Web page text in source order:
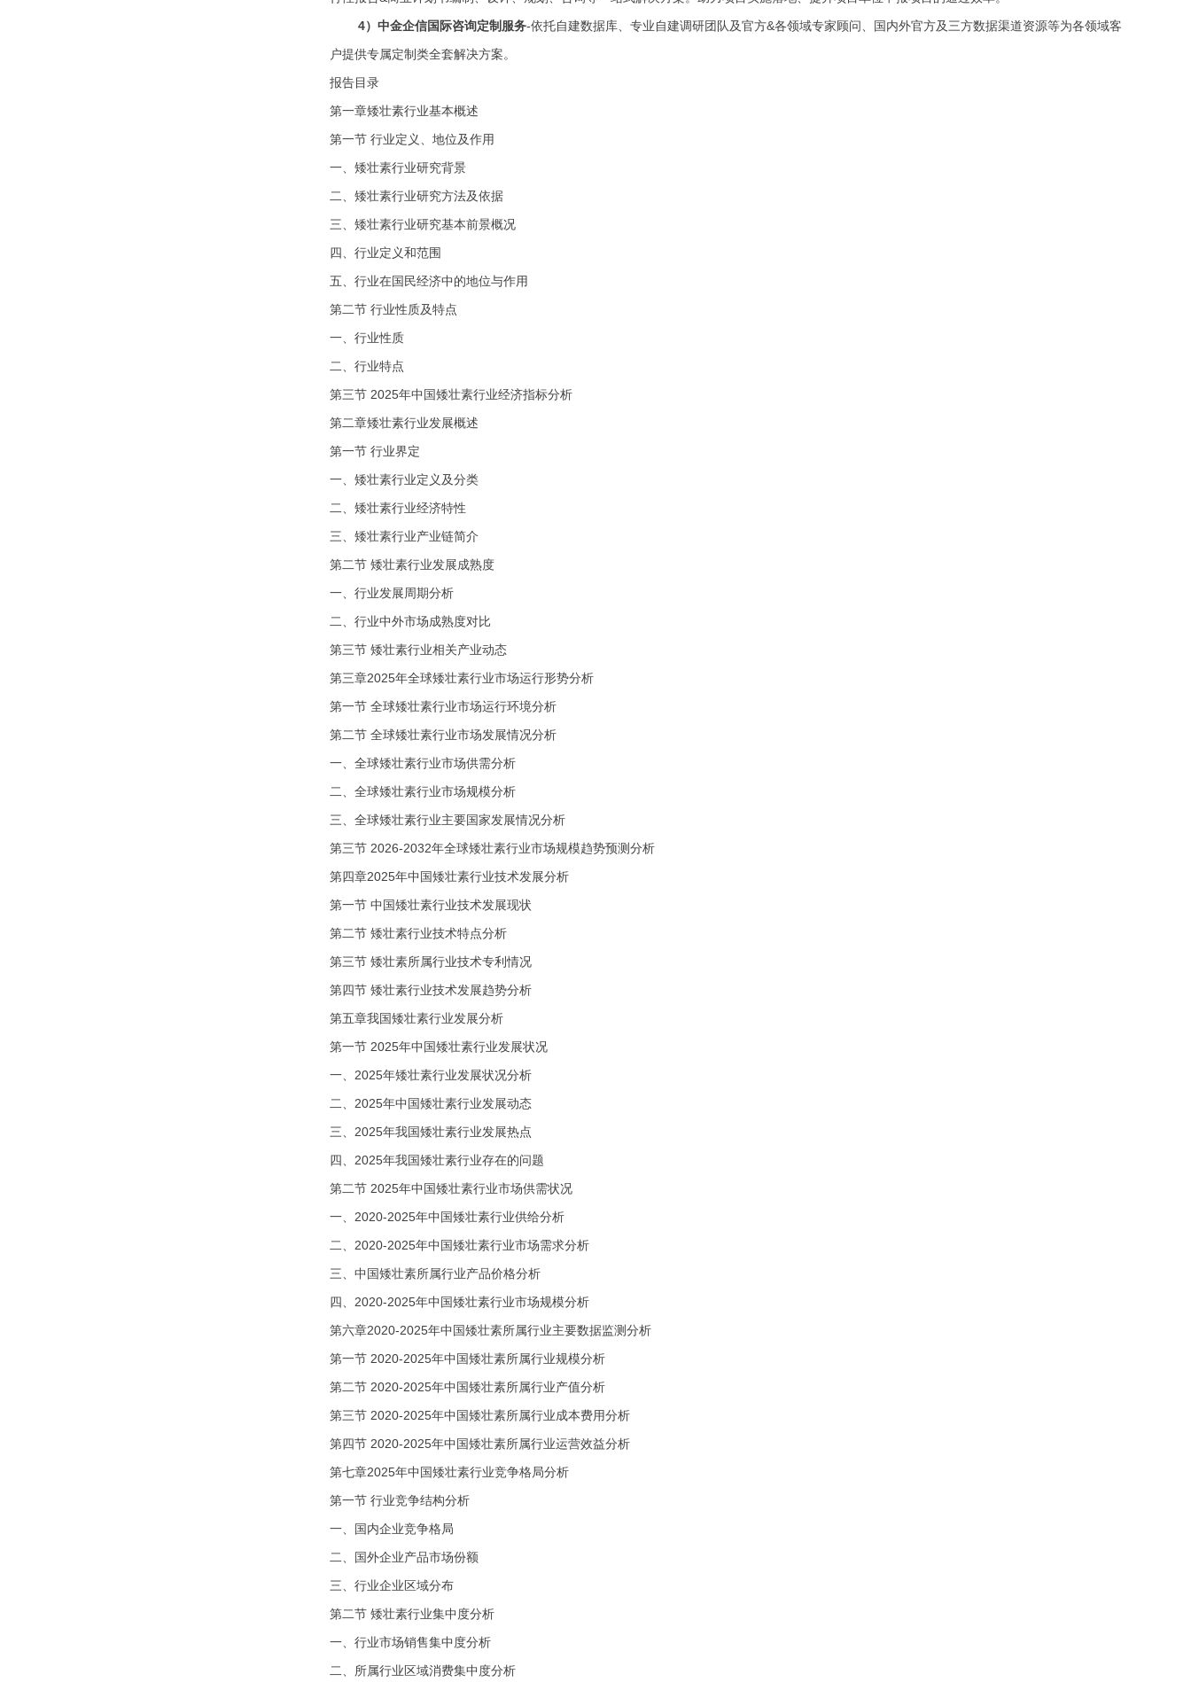
4）中金企信国际咨询定制服务-依托自建数据库、专业自建调研团队及官方&各领域专家顾问、国内外官方及三方数据渠道资源等为各领域客
户提供专属定制类全套解决方案。
报告目录
第一章矮壮素行业基本概述
第一节 行业定义、地位及作用
一、矮壮素行业研究背景
二、矮壮素行业研究方法及依据
三、矮壮素行业研究基本前景概况
四、行业定义和范围
五、行业在国民经济中的地位与作用
第二节 行业性质及特点
一、行业性质
二、行业特点
第三节 2025年中国矮壮素行业经济指标分析
第二章矮壮素行业发展概述
第一节 行业界定
一、矮壮素行业定义及分类
二、矮壮素行业经济特性
三、矮壮素行业产业链简介
第二节 矮壮素行业发展成熟度
一、行业发展周期分析
二、行业中外市场成熟度对比
第三节 矮壮素行业相关产业动态
第三章2025年全球矮壮素行业市场运行形势分析
第一节 全球矮壮素行业市场运行环境分析
第二节 全球矮壮素行业市场发展情况分析
一、全球矮壮素行业市场供需分析
二、全球矮壮素行业市场规模分析
三、全球矮壮素行业主要国家发展情况分析
第三节 2026-2032年全球矮壮素行业市场规模趋势预测分析
第四章2025年中国矮壮素行业技术发展分析
第一节 中国矮壮素行业技术发展现状
第二节 矮壮素行业技术特点分析
第三节 矮壮素所属行业技术专利情况
第四节 矮壮素行业技术发展趋势分析
第五章我国矮壮素行业发展分析
第一节 2025年中国矮壮素行业发展状况
一、 2025年矮壮素行业发展状况分析
二、 2025年中国矮壮素行业发展动态
三、 2025年我国矮壮素行业发展热点
四、 2025年我国矮壮素行业存在的问题
第二节 2025年中国矮壮素行业市场供需状况
一、2020-2025年中国矮壮素行业供给分析
二、2020-2025年中国矮壮素行业市场需求分析
三、中国矮壮素所属行业产品价格分析
四、2020-2025年中国矮壮素行业市场规模分析
第六章2020-2025年中国矮壮素所属行业主要数据监测分析
第一节 2020-2025年中国矮壮素所属行业规模分析
第二节 2020-2025年中国矮壮素所属行业产值分析
第三节 2020-2025年中国矮壮素所属行业成本费用分析
第四节 2020-2025年中国矮壮素所属行业运营效益分析
第七章2025年中国矮壮素行业竞争格局分析
第一节 行业竞争结构分析
一、国内企业竞争格局
二、国外企业产品市场份额
三、行业企业区域分布
第二节 矮壮素行业集中度分析
一、行业市场销售集中度分析
二、所属行业区域消费集中度分析